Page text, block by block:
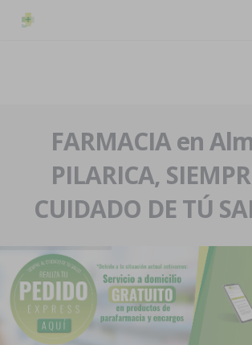
La farmacia
Nuestra historia
Nuestro equipo
Eventos
Servicios y reservas
Pedidos express
Blog
Contacto
FARMACIA en
PILARICA,
CUIDADO DE TÚ